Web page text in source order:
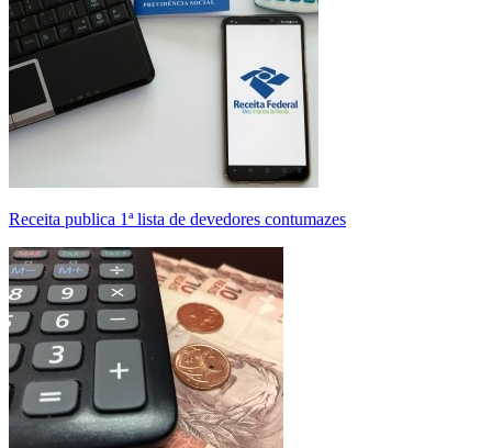
Receita publica 1ª lista de devedores contumazes